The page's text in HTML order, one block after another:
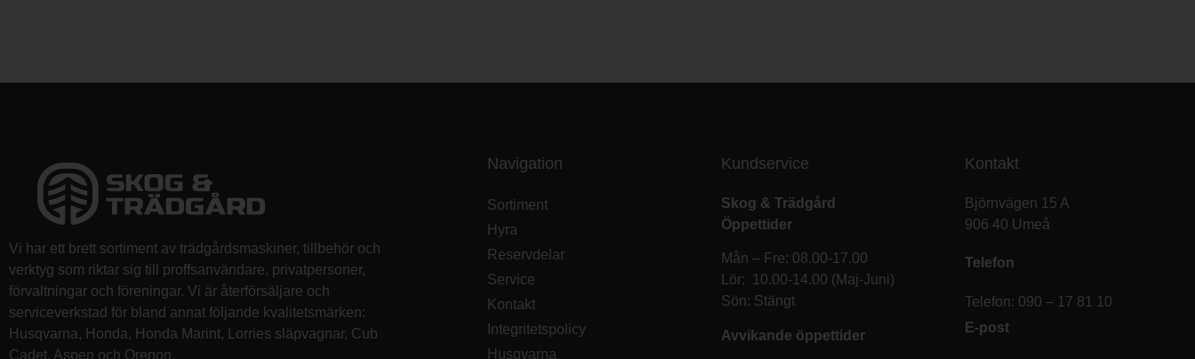
Vi har ett brett sortiment av trädgårdsmaskiner, tillbehör och
verktyg som riktar sig till proffsanvändare, privatpersoner,
förvaltningar och föreningar. Vi är återförsäljare och
serviceverkstad för bland annat följande kvalitetsmärken:
Husqvarna, Honda, Honda Marint, Lorries släpvagnar, Cub
Cadet, Aspen och Oregon.
Navigation
Sortiment
Hyra
Reservdelar
Service
Kontakt
Integritetspolicy
Husqvarna
Kundservice
Skog & Trädgård
Öppettider
Mån – Fre: 08.00-17.00
Lör: 10.00-14.00 (Maj-Juni)
Sön: Stängt
Avvikande öppettider
Kontakt
Björnvägen 15 A
906 40 Umeå
Telefon
Telefon: 090 – 17 81 10
E-post